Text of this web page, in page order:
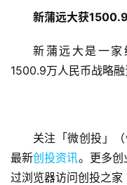
新蒲远大获
新蒲远大是一
1500.9万人民币战略融
关注「微创投」
最新创投资讯。更多创
过浏览器访问创投之